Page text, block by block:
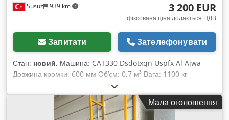
Susuz 939 km 3 200 EUR
фіксована ціна додається ПДВ
Запитати Зателефонувати
Стан: новий, Машина: CAT330 Dsdotxqn Uspfx Al Ajwa
Довжина кромки: 600 мм Об’єм: 0,7 м³ Вага: 1100 кг
Звертайтеся до нас для виготовлення ковшів та отримання
комерційної пропозиції.
Мала оголошення